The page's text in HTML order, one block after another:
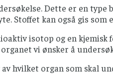
Dette er en
Stoffet kan også gis
isotop og en
vi ønsker å
hvilket organ som skal